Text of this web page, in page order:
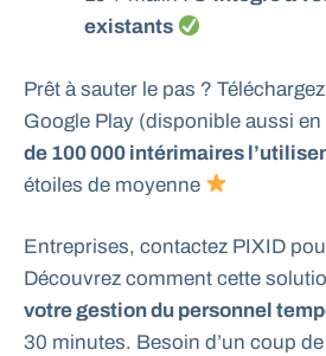
existants
Prêt à sauter le pas ?
Google Play (disponible aussi
de 100 000 intérimaires
étoiles de moyenne
Entreprises, contactez PIXID
Découvrez comment cette
votre gestion du personnel
30 minutes. Besoin d’un coup